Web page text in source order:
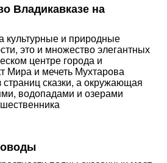
Владикавказе на
культурные и природные
это и множество элегантных
центре города и
Мира и мечеть Мухтарова
сказки, а окружающая
водопадами и озерами